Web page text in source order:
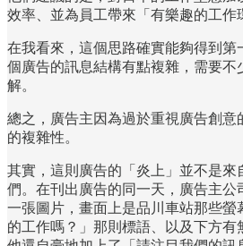
效率、並為員工帶來「有樂趣的工作
在我看來，這個思路確實能夠得到第
個廣告的訊息結構有點複雜，需要不
解。
總之，廣告主因為過於重視廣告創意
的複雜性。
其實，這則廣告的「炎上」並不是來
們。在刊出廣告的同一天，廣告主公
一張圖片，畫面上是品川車站那些螢
的工作嗎？」那則標語、以及下方有